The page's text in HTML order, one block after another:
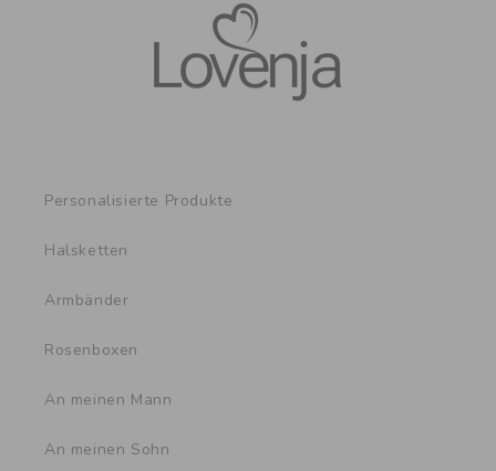
Personalisierte Produkte
Halsketten
Armbänder
Rosenboxen
An meinen Mann
An meinen Sohn